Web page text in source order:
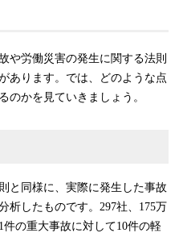
や労働災害の発生に関する法則
あります。では、どのような点
のかを見ていきましょう。
と同様に、実際に発生した事故
析したものです。297社、175万
の重大事故に対して10件の軽